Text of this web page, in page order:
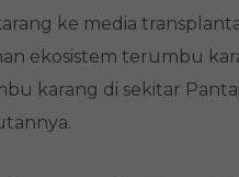
ke media
ekosistem terumbu
karang di sekitar